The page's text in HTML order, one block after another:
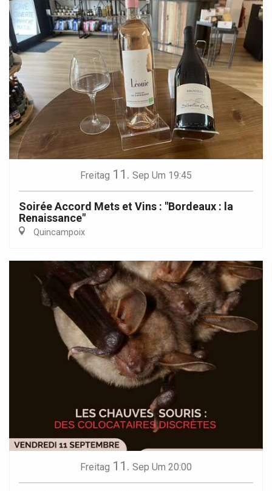
Freitag 11. Sep Um 19:45
Soirée Accord Mets et Vins : "Bordeaux : la
Renaissance"
Quincampoix
Freitag 11. Sep Um 20:00